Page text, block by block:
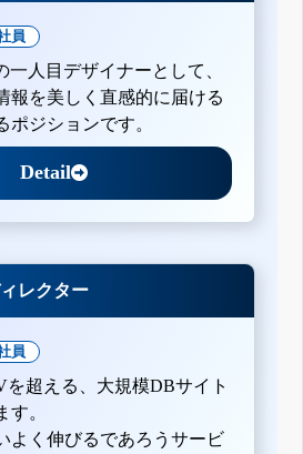
員
人目デザイナーとして、
報を美しく直感的に届ける
ポジションです。
Detail
レクター
員
を超える、大規模DBサイト
す。
よく伸びるであろうサービ